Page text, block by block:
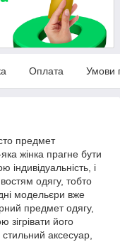
Оплата Умови
предмет
жінка прагне бути
індивідуальність, і
одягу, тобто
модельєри вже
предмет одягу,
зігрівати його
аксесуар,